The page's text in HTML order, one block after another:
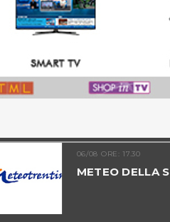
06/08 ORE: 17.30
METEO DELLA